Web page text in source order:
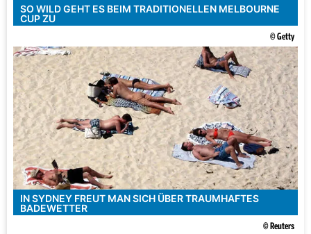
SO WILD GEHT ES BEIM TRADITIONELLEN MELBOURNE
CUP ZU
© Getty
IN SYDNEY FREUT MAN SICH ÜBER TRAUMHAFTES
BADEWETTER
© Reuters